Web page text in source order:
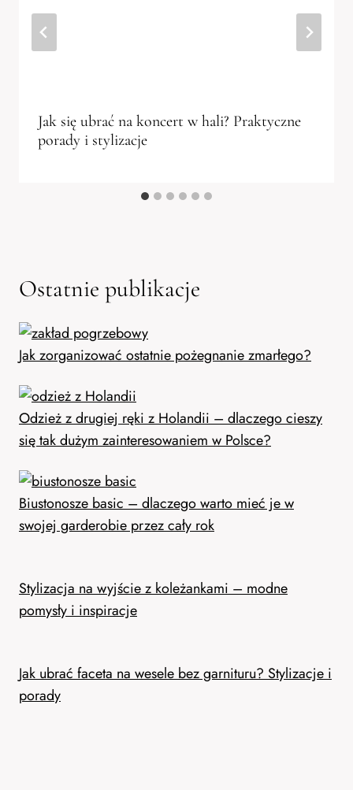
Jak się ubrać na koncert w hali? Praktyczne
porady i stylizacje
Ostatnie publikacje
Jak zorganizować ostatnie pożegnanie zmarłego?
Odzież z drugiej ręki z Holandii – dlaczego cieszy
się tak dużym zainteresowaniem w Polsce?
Biustonosze basic – dlaczego warto mieć je w
swojej garderobie przez cały rok
Stylizacja na wyjście z koleżankami – modne
pomysły i inspiracje
Jak ubrać faceta na wesele bez garnituru? Stylizacje i
porady